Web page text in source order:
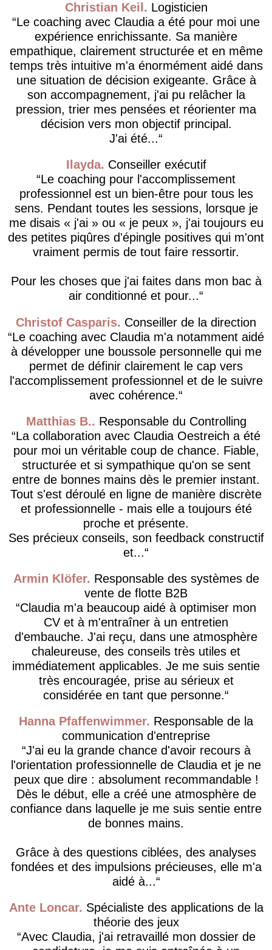
Christian Keil
Logisticien
Le coaching avec Claudia a été pour moi une
expérience enrichissante. Sa manière
empathique, clairement structurée et en même
temps très intuitive m'a énormément aidé dans
une situation de décision exigeante. Grâce à
son accompagnement, j'ai pu relâcher la
pression, trier mes pensées et réorienter ma
décision vers mon objectif principal.
J'ai été...
Ilayda
Conseiller exécutif
Le coaching pour l'accomplissement
professionnel est un bien-être pour tous les
sens. Pendant toutes les sessions, lorsque je
me disais « j'ai » ou « je peux », j'ai toujours eu
des petites piqûres d'épingle positives qui m'ont
vraiment permis de tout faire ressortir.
Pour les choses que j'ai faites dans mon bac à
air conditionné et pour...
Christof Casparis Conseiller de la direction
Le coaching avec Claudia m'a notamment aidé
à développer une boussole personnelle qui me
permet de définir clairement le cap vers
l'accomplissement professionnel et de le suivre
avec cohérence.
Matthias B.
Responsable du Controlling
La collaboration avec Claudia Oestreich a été
pour moi un véritable coup de chance. Fiable,
structurée et si sympathique qu'on se sent
entre de bonnes mains dès le premier instant.
Tout s'est déroulé en ligne de manière discrète
et professionnelle - mais elle a toujours été
proche et présente.
Ses précieux conseils, son feedback constructif
et...
Armin Klöfer
Responsable des systèmes de
vente de flotte B2B
Claudia m'a beaucoup aidé à optimiser mon
CV et à m'entraîner à un entretien
d'embauche. J'ai reçu, dans une atmosphère
chaleureuse, des conseils très utiles et
immédiatement applicables. Je me suis sentie
très encouragée, prise au sérieux et
considérée en tant que personne.
Hanna Pfaffenwimmer Responsable de la
communication d'entreprise
J'ai eu la grande chance d'avoir recours à
l'orientation professionnelle de Claudia et je ne
peux que dire : absolument recommandable !
Dès le début, elle a créé une atmosphère de
confiance dans laquelle je me suis sentie entre
de bonnes mains.
Grâce à des questions ciblées, des analyses
fondées et des impulsions précieuses, elle m'a
aidé à...
Ante Loncar
Spécialiste des applications de la
théorie des jeux
Avec Claudia, j'ai retravaillé mon dossier de